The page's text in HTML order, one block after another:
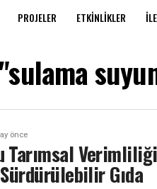
PROJELER ETKINLIKLER
önce
Tarımsal
Gıda